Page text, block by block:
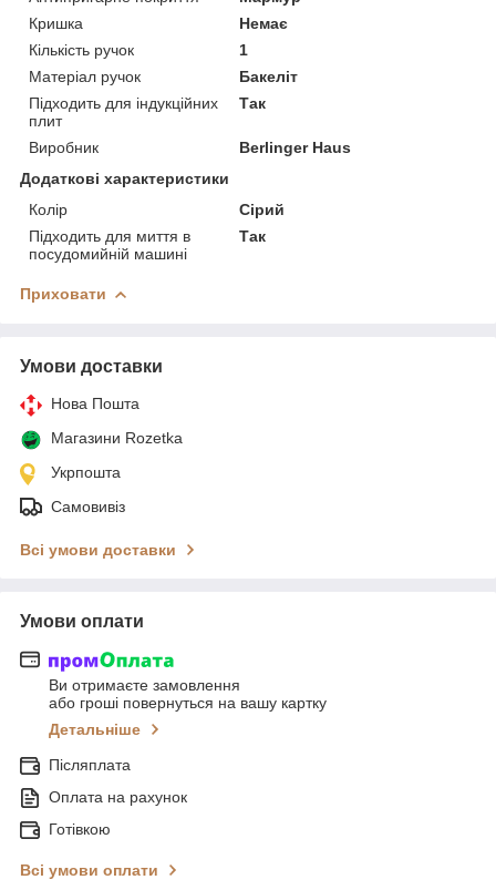
Кришка
Немає
Кількість ручок
1
Матеріал ручок
Бакеліт
Підходить для індукційних
плит
Так
Виробник
Berlinger Haus
Додаткові характеристики
Колір
Сірий
Підходить для миття в
посудомийній машині
Так
Приховати
Умови доставки
Нова Пошта
Магазини Rozetka
Укрпошта
Самовивіз
Всі умови доставки
Умови оплати
Ви отримаєте замовлення
або гроші повернуться на вашу картку
Детальніше
Післяплата
Оплата на рахунок
Готівкою
Всі умови оплати